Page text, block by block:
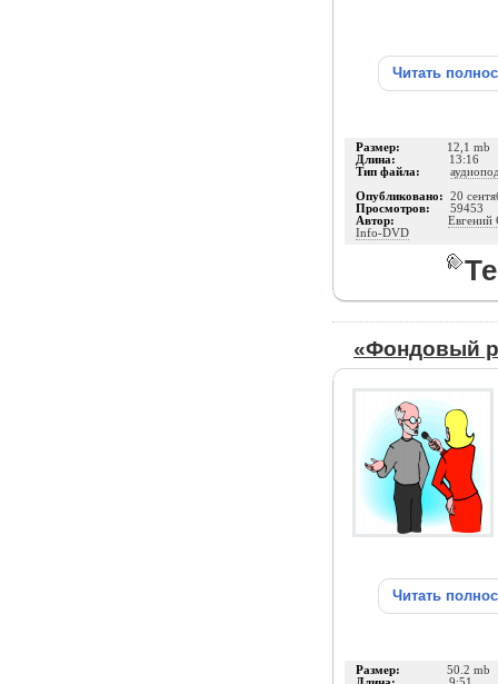
Читать
Размер: 12,1 mb
Длина: 13:16
Тип файла:
Опубликовано: 20
Просмотров: 59453
Автор: Евгений
Info-DVD
«Фондовый
Читать
Размер: 50.2 mb